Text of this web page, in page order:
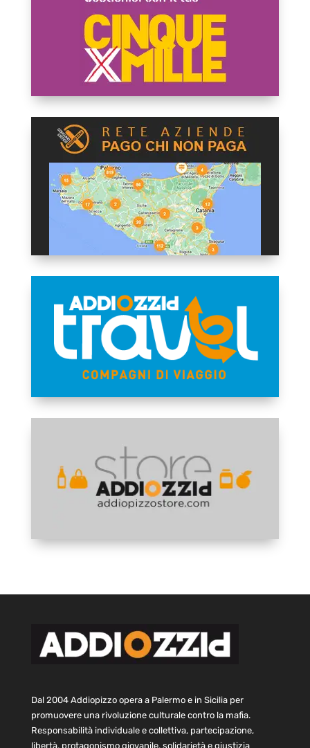
Dal 2004 Addiopizzo opera a Palermo e in Sicilia per
promuovere una rivoluzione culturale contro la mafia.
Responsabilità individuale e collettiva, partecipazione,
libertà, protagonismo giovanile, solidarietà e giustizia